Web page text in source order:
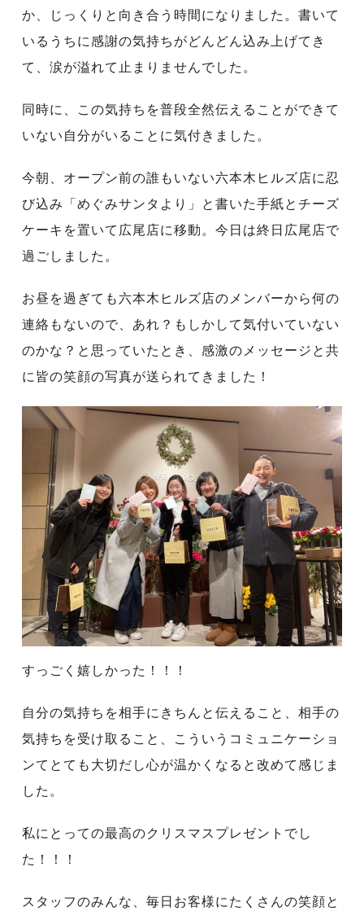
か、じっくりと向き合う時間になりました。書いて
いるうちに感謝の気持ちがどんどん込み上げてき
て、涙が溢れて止まりませんでした。
同時に、この気持ちを普段全然伝えることができて
いない自分がいることに気付きました。
今朝、オープン前の誰もいない六本木ヒルズ店に忍
び込み「めぐみサンタより」と書いた手紙とチーズ
ケーキを置いて広尾店に移動。今日は終日広尾店で
過ごしました。
お昼を過ぎても六本木ヒルズ店のメンバーから何の
連絡もないので、あれ？もしかして気付いていない
のかな？と思っていたとき、感激のメッセージと共
に皆の笑顔の写真が送られてきました！
すっごく嬉しかった！！！
自分の気持ちを相手にきちんと伝えること、相手の
気持ちを受け取ること、こういうコミュニケーショ
ンてとても大切だし心が温かくなると改めて感じま
した。
私にとっての最高のクリスマスプレゼントでし
た！！！
スタッフのみんな、毎日お客様にたくさんの笑顔と